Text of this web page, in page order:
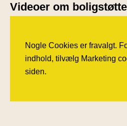
Videoer om boligstøtte
Nogle Cookies er fravalgt.
indhold, tilvælg Marketing
siden.